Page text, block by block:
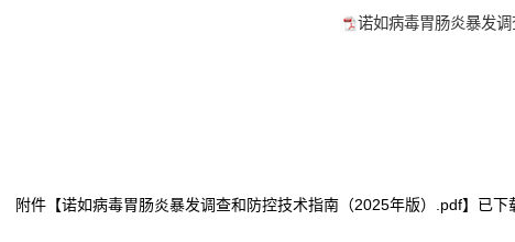
诺如病毒胃肠炎暴发
附件【诺如病毒胃肠炎暴发调查和防控技术指南（2025年版）.pdf】已下